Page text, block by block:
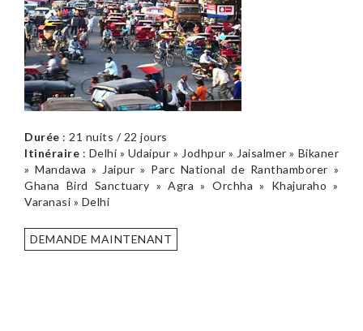
Durée : 21 nuits / 22 jours
Itinéraire : Delhi » Udaipur » Jodhpur » Jaisalmer » Bikaner
» Mandawa » Jaipur » Parc National de Ranthamborer »
Ghana Bird Sanctuary » Agra » Orchha » Khajuraho »
Varanasi » Delhi
DEMANDE MAINTENANT